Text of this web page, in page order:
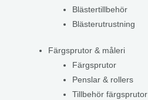
Blästertillbehör
Blästerutrustning
Färgsprutor & måleri
Färgsprutor
Penslar & rollers
Tillbehör färgsprutor